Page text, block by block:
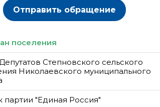
Отправить обращение
поселения
Степновского сельского
Николаевского муниципального
партии "Единая Россия"